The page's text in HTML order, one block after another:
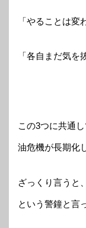
「やることは変
「各自まだ気を
この3つに共通
油危機が長期化
ざっくり言うと
という警鐘と言